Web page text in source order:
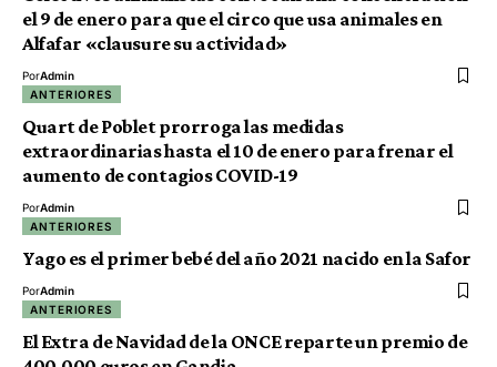
el 9 de enero para que el circo que usa animales en
Alfafar «clausure su actividad»
PorAdmin
ANTERIORES
Quart de Poblet prorroga las medidas
extraordinarias hasta el 10 de enero para frenar el
aumento de contagios COVID-19
PorAdmin
ANTERIORES
Yago es el primer bebé del año 2021 nacido en la Safor
PorAdmin
ANTERIORES
El Extra de Navidad de la ONCE reparte un premio de